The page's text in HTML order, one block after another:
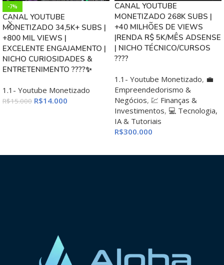
-7%
CANAL YOUTUBE
MONETIZADO 34,5K+ SUBS |
+800 MIL VIEWS |
EXCELENTE ENGAJAMENTO |
NICHO CURIOSIDADES &
ENTRETENIMENTO ????✨
1.1- Youtube Monetizado
R$15.000 R$14.000
CANAL YOUTUBE
MONETIZADO 268K SUBS |
+40 MILHÕES DE VIEWS
|RENDA R$ 5K/MÊS ADSENSE
| NICHO TÉCNICO/CURSOS
????️
1.1- Youtube Monetizado, 💼
Empreendedorismo &
Negócios, 💹 Finanças &
Investimentos, 💻 Tecnologia,
IA & Tutoriais
R$300.000